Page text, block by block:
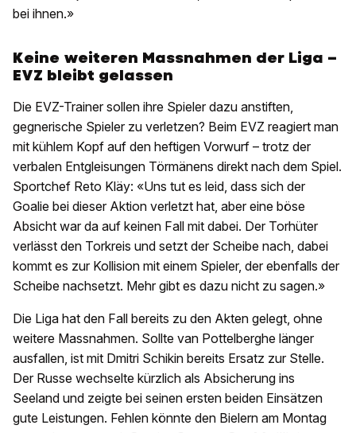
bei ihnen.»
Keine weiteren Massnahmen der Liga –
EVZ bleibt gelassen
Die EVZ-Trainer sollen ihre Spieler dazu anstiften,
gegnerische Spieler zu verletzen? Beim EVZ reagiert man
mit kühlem Kopf auf den heftigen Vorwurf – trotz der
verbalen Entgleisungen Törmänens direkt nach dem Spiel.
Sportchef Reto Kläy: «Uns tut es leid, dass sich der
Goalie bei dieser Aktion verletzt hat, aber eine böse
Absicht war da auf keinen Fall mit dabei. Der Torhüter
verlässt den Torkreis und setzt der Scheibe nach, dabei
kommt es zur Kollision mit einem Spieler, der ebenfalls der
Scheibe nachsetzt. Mehr gibt es dazu nicht zu sagen.»
Die Liga hat den Fall bereits zu den Akten gelegt, ohne
weitere Massnahmen. Sollte van Pottelberghe länger
ausfallen, ist mit Dmitri Schikin bereits Ersatz zur Stelle.
Der Russe wechselte kürzlich als Absicherung ins
Seeland und zeigte bei seinen ersten beiden Einsätzen
gute Leistungen. Fehlen könnte den Bielern am Montag